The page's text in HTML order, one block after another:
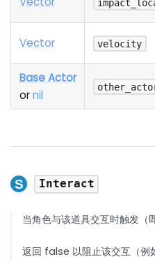
Vector velocity
Base Actor
ornil
Interact
当角色与该道具交互时触发（
返回 false 以阻止该交互（例